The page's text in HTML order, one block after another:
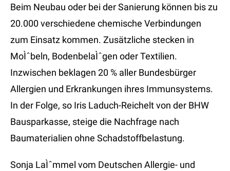
Beim Neubau oder bei der Sanierung können bis zu
20.000 verschiedene chemische Verbindungen
zum Einsatz kommen. Zusätzliche stecken in
MoÌˆbeln, BodenbelaÌˆgen oder Textilien.
Inzwischen beklagen 20 % aller Bundesbürger
Allergien und Erkrankungen ihres Immunsystems.
In der Folge, so Iris Laduch-Reichelt von der BHW
Bausparkasse, steige die Nachfrage nach
Baumaterialien ohne Schadstoffbelastung.
Sonja LaÌˆmmel vom Deutschen Allergie- und